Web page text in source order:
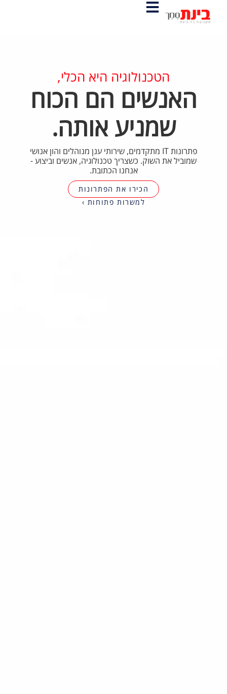
הטכנולוגיה היא הכלי,
האנשים הם הכוח
שמניע אותה.
פתרונות IT מתקדמים, שירותי ענן מנוהלים והון אנושי
שמוביל את השוק. כשצריך טכנולוגיה, אנשים וביצוע -
אנחנו הכתובת.
הכירו את הפתרונות
למשרות פתוחות ›